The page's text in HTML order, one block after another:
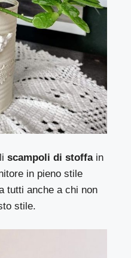
scampoli di stoffain
in pieno stile
tutti anche a chi non
stile.